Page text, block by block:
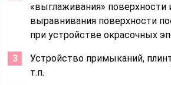
«выглаживания» поверхности
выравнивания поверхности
при устройстве окрасочных
Устройство примыканий,
т.п.